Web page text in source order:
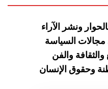
ونشر
الآراء
مجالات السياسة
والفن
وحقوق الإنسان